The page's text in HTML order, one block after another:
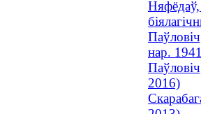
Няфёдаў,
нар.
2016)